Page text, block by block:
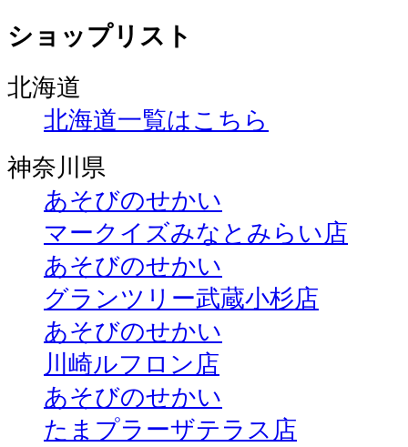
ショップリスト
北海道
北海道一覧はこちら
神奈川県
あそびのせかい
マークイズみなとみらい店
あそびのせかい
グランツリー武蔵小杉店
あそびのせかい
川崎ルフロン店
あそびのせかい
たまプラーザテラス店